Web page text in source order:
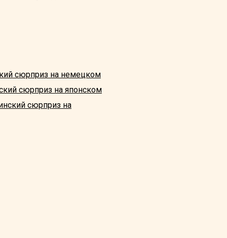
сюрприз на немецком
сюрприз на японском
сюрприз на